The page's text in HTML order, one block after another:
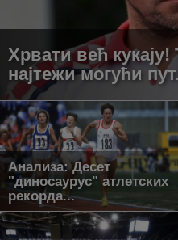
Хрвати већ
најтежи могући
Анализа: Десет
"диносаурус" атлетских
рекорда...